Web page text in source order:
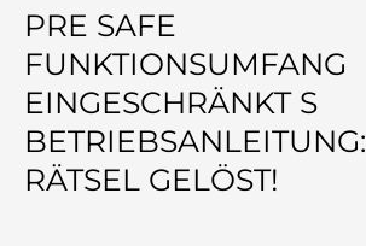
PRE SAFE
FUNKTIONSUMFANG
EINGESCHRÄNKT S
BETRIEBSANLEITUNG:
RÄTSEL GELÖST!